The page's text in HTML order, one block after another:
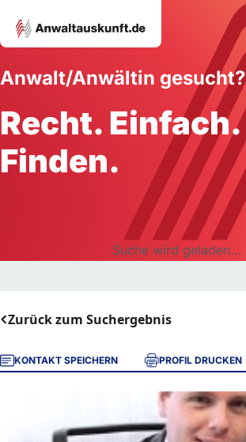
Anwalt/Anwältin gesucht?
Recht. Einfach.
Finden.
Suche wird geladen...
Zurück zum Suchergebnis
KONTAKT SPEICHERN PROFIL DRUCKEN